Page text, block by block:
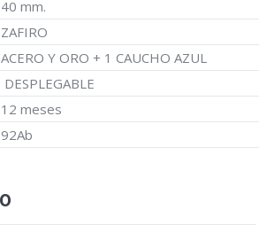
40 mm.
ZAFIRO
ACERO Y ORO + 1 CAUCHO AZUL
DESPLEGABLE
12 meses
92Ab